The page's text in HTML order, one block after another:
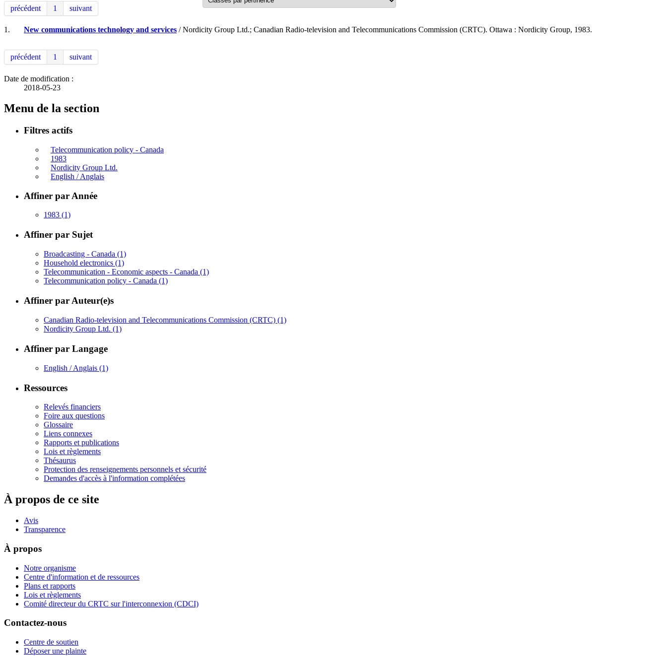
précédent 1 suivant
1. New communications technology and services / Nordicity Group Ltd.; Canadian Radio-television and Telecommunications Commission (CRTC). Ottawa : Nordicity Group, 1983.
précédent 1 suivant
Date de modification :
2018-05-23
Menu de la section
Filtres actifs
Telecommunication policy - Canada
1983
Nordicity Group Ltd.
English / Anglais
Affiner par Année
1983 (1)
Affiner par Sujet
Broadcasting - Canada (1)
Household electronics (1)
Telecommunication - Economic aspects - Canada (1)
Telecommunication policy - Canada (1)
Affiner par Auteur(e)s
Canadian Radio-television and Telecommunications Commission (CRTC) (1)
Nordicity Group Ltd. (1)
Affiner par Langage
English / Anglais (1)
Ressources
Relevés financiers
Foire aux questions
Glossaire
Liens connexes
Rapports et publications
Lois et règlements
Thésaurus
Protection des renseignements personnels et sécurité
Demandes d'accès à l'information complétées
À propos de ce site
Avis
Transparence
À propos
Notre organisme
Centre d'information et de ressources
Plans et rapports
Lois et règlements
Comité directeur du CRTC sur l'interconnexion (CDCI)
Contactez-nous
Centre de soutien
Déposer une plainte